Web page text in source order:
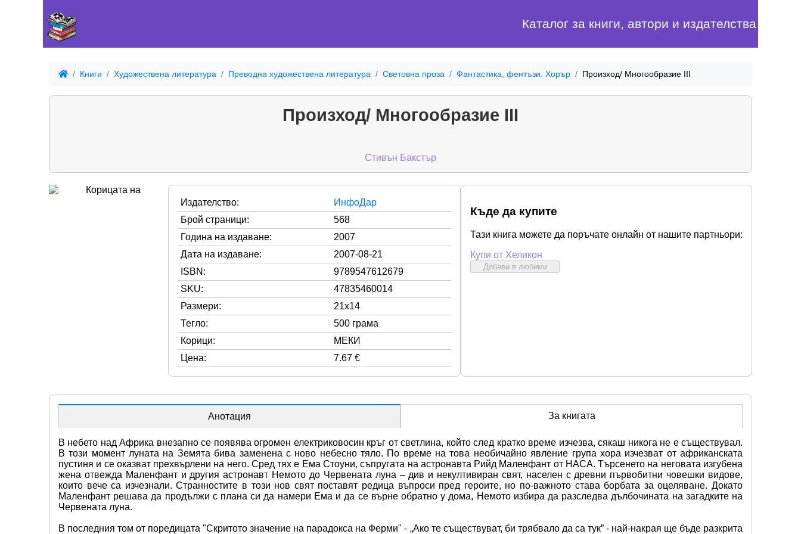
Каталог за книги, автори и издателства
Книги Художествена литература Преводна художествена литература Световна проза Фантастика, фентъзи. Хорър Произход/ Многообразие III
Произход/ Многообразие III
Стивън Бакстър
Издателство:
ИнфоДар
Брой страници:
568
Година на издаване:
2007
Дата на издаване:
2007-08-21
ISBN:
9789547612679
SKU:
47835460014
Размери:
21x14
Тегло:
500 грама
Корици:
МЕКИ
Цена:
7.67 €
Къде да купите
Тази книга можете да поръчате онлайн от нашите партньори:
Купи от Хеликон
Добави в любими
Анотация За книгата
В небето над Африка внезапно се появява огромен електриковосин кръг от светлина, който след кратко време изчезва, сякаш никога не е съществувал.
В този момент луната на Земята бива заменена с ново небесно тяло. По време на това необичайно явление група хора изчезват от африканската
пустиня и се оказват прехвърлени на него. Сред тях е Ема Стоуни, съпругата на астронавта Рийд Маленфант от НАСА. Търсенето на неговата изгубена
жена отвежда Маленфант и другия астронавт Немото до Червената луна – див и некултивиран свят, населен с древни първобитни човешки видове,
които вече са изчезнали. Странностите в този нов свят поставят редица въпроси пред героите, но по-важното става борбата за оцеляване. Докато
Маленфант решава да продължи с плана си да намери Ема и да се върне обратно у дома, Немото избира да разследва дълбочината на загадките на
Червената луна.
В последния том от поредицата "Скритото значение на парадокса на Ферми" - „Ако те съществуват, би трябвало да са тук” - най-накрая ще бъде разкрита